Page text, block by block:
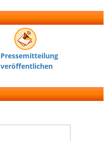
Pressemitteilung
veröffentlichen